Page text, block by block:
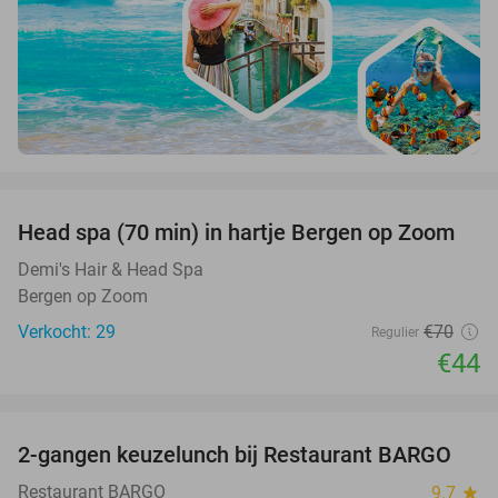
37%
Head spa (70 min) in hartje Bergen op Zoom
Demi's Hair & Head Spa
Bergen op Zoom
Verkocht: 29
Regulier €70
€44
33%
2-gangen keuzelunch bij Restaurant BARGO
Restaurant BARGO 9.7 star